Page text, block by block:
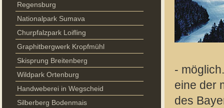
Regensburg
Nationalpark Sumava
Churpfalzpark Loifling
Graphitbergwerk Kropfmühl
Skisprung Breitenberg
Wildpark Ortenburg
Handweberei in Wegscheid
Silberberg Bodenmais
-
eine der
des